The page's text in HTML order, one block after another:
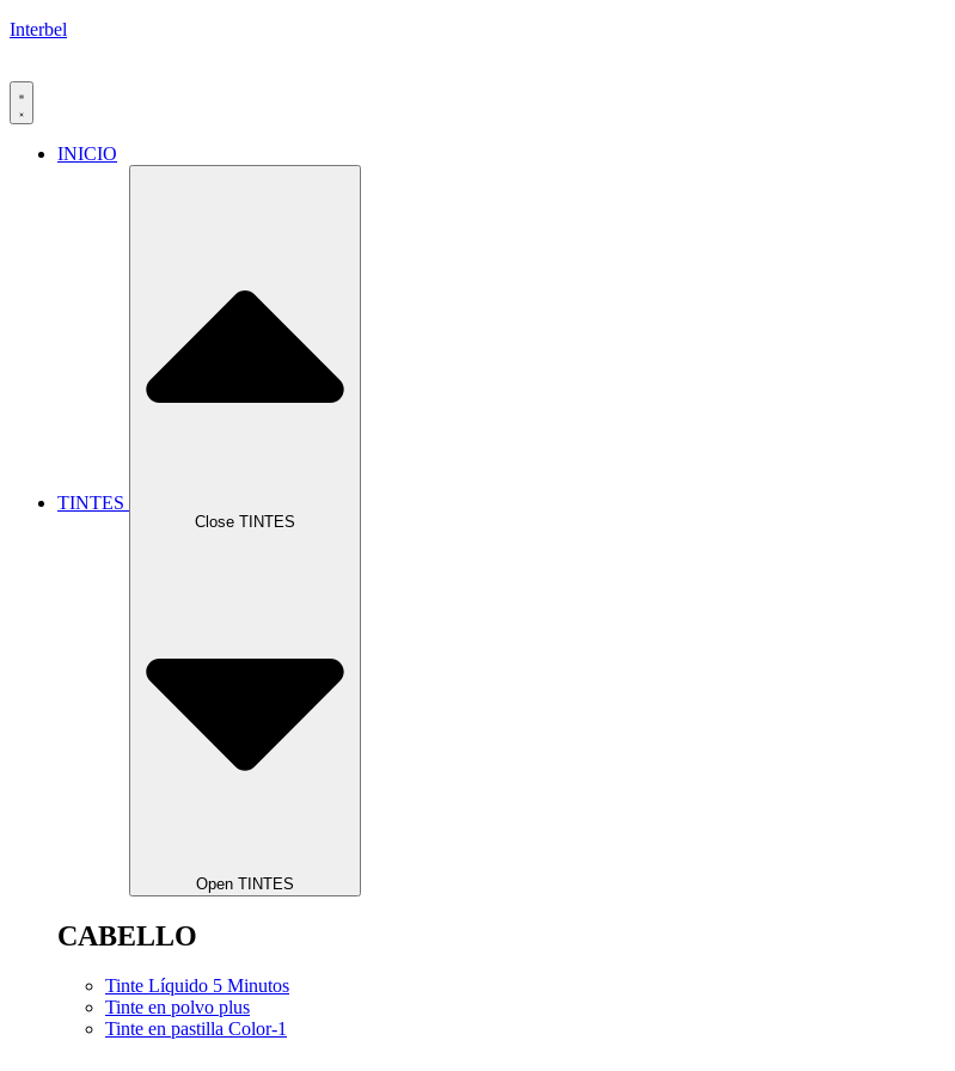
Interbel
INICIO
TINTES
Close TINTES
Open TINTES
CABELLO
Tinte Líquido 5 Minutos
Tinte en polvo plus
Tinte en pastilla Color-1